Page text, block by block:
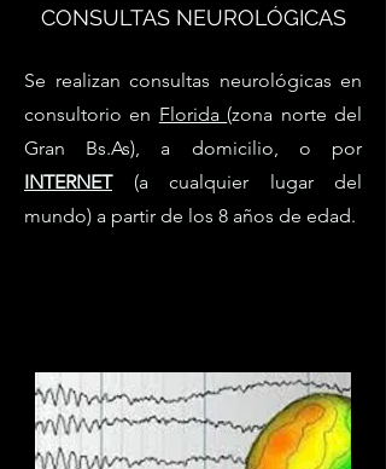
CONSULTAS NEUROLÓGICAS
Se realizan consultas neurológicas en
consultorio en Florida (zona norte del
Gran Bs.As), a domicilio, o por
INTERNET(a cualquier lugar del
mundo) a partir de los 8 años de edad.